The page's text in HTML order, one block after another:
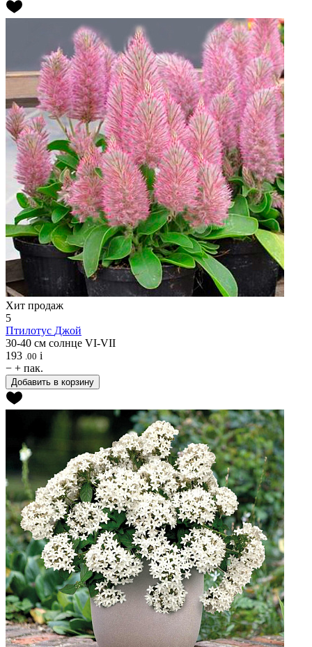
Хит продаж
5
Птилотус Джой
30-40 см солнце VI-VII
193 .00 i
− + пак.
Добавить в корзину